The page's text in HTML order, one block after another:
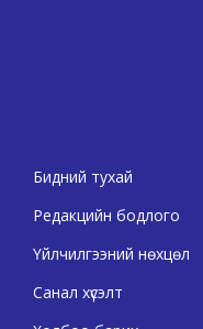
Бидний тухай
Редакцийн бодлого
Үйлчилгээний нөхцөл
Санал хүсэлт